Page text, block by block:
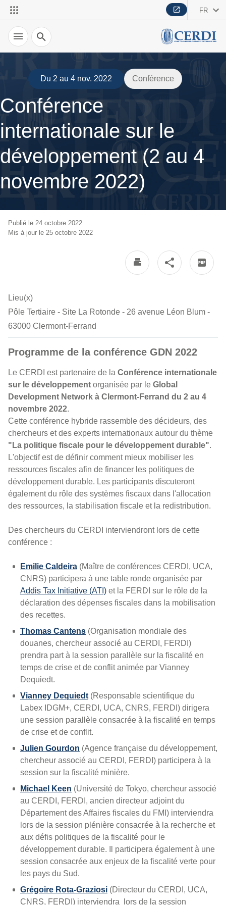
FR
Recherche
Du 2 au 4 nov. 2022 Conférence
Conférence
internationale sur le
développement (2 au 4
novembre 2022)
Publié le 24 octobre 2022
Mis à jour le 25 octobre 2022
Lieu(x)
Pôle Tertiaire - Site La Rotonde - 26 avenue Léon Blum -
63000 Clermont-Ferrand
Programme de la conférence GDN 2022
Le CERDI est partenaire de la Conférence internationale
sur le développement organisée par le Global
Development Network à Clermont-Ferrand du 2 au 4
novembre 2022.
Cette conférence hybride rassemble des décideurs, des
chercheurs et des experts internationaux autour du thème
"La politique fiscale pour le développement durable".
L'objectif est de définir comment mieux mobiliser les
ressources fiscales afin de financer les politiques de
développement durable. Les participants discuteront
également du rôle des systèmes fiscaux dans l'allocation
des ressources, la stabilisation fiscale et la redistribution.
Des chercheurs du CERDI interviendront lors de cette
conférence :
Emilie Caldeira (Maître de conférences CERDI, UCA,
CNRS) participera à une table ronde organisée par
Addis Tax Initiative (ATI) et la FERDI sur le rôle de la
déclaration des dépenses fiscales dans la mobilisation
des recettes.
Thomas Cantens (Organisation mondiale des
douanes, chercheur associé au CERDI, FERDI)
prendra part à la session parallèle sur la fiscalité en
temps de crise et de conflit animée par Vianney
Dequiedt.
Vianney Dequiedt (Responsable scientifique du
Labex IDGM+, CERDI, UCA, CNRS, FERDI) dirigera
une session parallèle consacrée à la fiscalité en temps
de crise et de conflit.
Julien Gourdon (Agence française du développement,
chercheur associé au CERDI, FERDI) participera à la
session sur la fiscalité minière.
Michael Keen (Université de Tokyo, chercheur associé
au CERDI, FERDI, ancien directeur adjoint du
Département des Affaires fiscales du FMI) interviendra
lors de la session plénière consacrée à la recherche et
aux défis politiques de la fiscalité pour le
développement durable. Il participera également à une
session consacrée aux enjeux de la fiscalité verte pour
les pays du Sud.
Grégoire Rota-Graziosi (Directeur du CERDI, UCA,
CNRS, FERDI) interviendra lors de la session